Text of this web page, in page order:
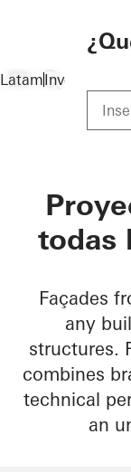
LatamInversores
todas
Façades
any
structures.
combines
technical
an